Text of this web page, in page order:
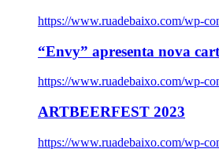
https://www.ruadebaixo.com/wp-
“Envy” apresenta nova
https://www.ruadebaixo.com/wp-
ARTBEERFEST 2023
https://www.ruadebaixo.com/wp-